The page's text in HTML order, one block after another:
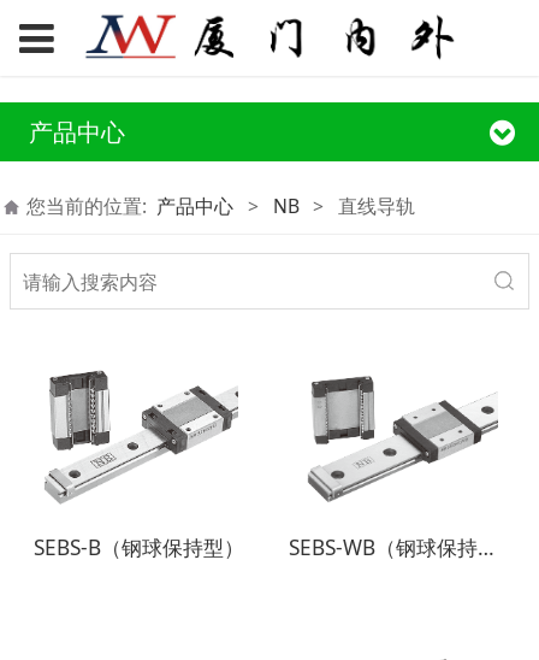
产品中心
您当前的位置: 产品中心 > NB > 直线导轨
SEBS-B（钢球保持型） SEBS-WB（钢球保持型 宽型）